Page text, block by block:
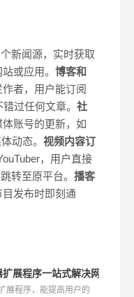
新闻源，实时获取
或应用。 博客和
者，用户能订阅
过任何文章。 社
账号的更新，如
动态。 视频内容订
，用户直接
转至原平台。 播客
发布时即刻通
展程序一站式解决网页阅读
展程序，能提高用户的